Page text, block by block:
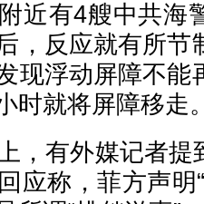
近有4艘中共海
，反应就有所节
现浮动屏障不能
时就将屏障移走
，有外媒记者提
应称，菲方声明